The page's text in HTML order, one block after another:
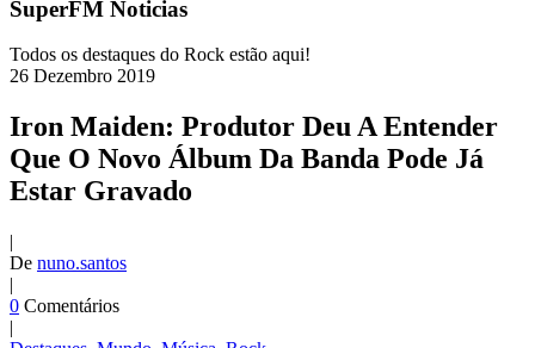
SuperFM Noticias
Todos os destaques do Rock estão aqui!
26 Dezembro 2019
Iron Maiden: Produtor Deu A Entender
Que O Novo Álbum Da Banda Pode Já
Estar Gravado
|
De nuno.santos
|
0 Comentários
|